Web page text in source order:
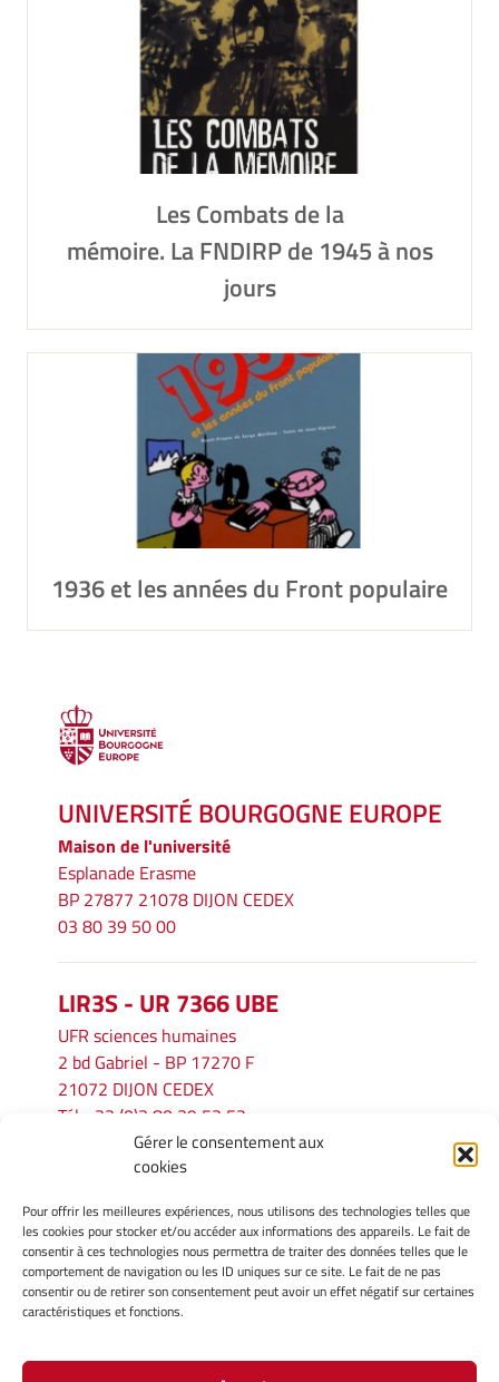
Gérer le consentement aux
cookies
Pour offrir les meilleures expériences, nous utilisons des technologies telles que
les cookies pour stocker et/ou accéder aux informations des appareils. Le fait de
consentir à ces technologies nous permettra de traiter des données telles que le
comportement de navigation ou les ID uniques sur ce site. Le fait de ne pas
consentir ou de retirer son consentement peut avoir un effet négatif sur certaines
caractéristiques et fonctions.
Les Combats de la
mémoire. La FNDIRP de 1945 à nos
jours
1936 et les années du Front populaire
UNIVERSITÉ BOURGOGNE EUROPE
Maison de l'université
Esplanade Erasme
BP 27877 21078 DIJON CEDEX
03 80 39 50 00
LIR3S - UR 7366 UBE
UFR sciences humaines
2 bd Gabriel - BP 17270 F
21072 DIJON CEDEX
Tél. : 33 (0)3 80 39 53 52
lir3s@u-bourgogne.fr
INFORMATIONS LÉGALES
Mentions légales
Gérer mes cookies
Politique de cookies
Avertissement